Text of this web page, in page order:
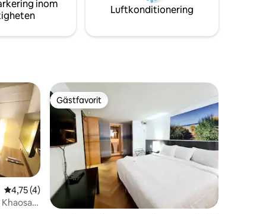
även gästerna som redan checkat ut.
inom
Luftkonditionering
4,75 av 5 i genomsnittligt betyg, 4 omdömen
4,75 (4)
Gästfavorit
Gästfavorit